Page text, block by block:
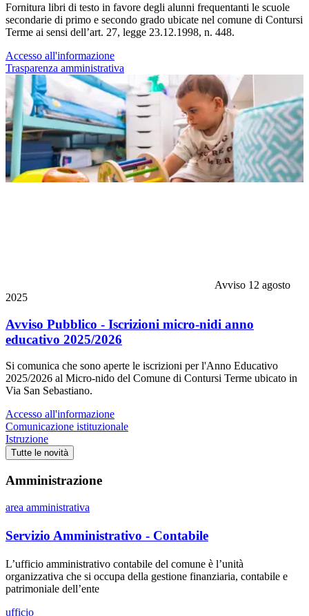
Fornitura libri di testo in favore degli alunni frequentanti le scuole
secondarie di primo e secondo grado ubicate nel comune di Contursi
Terme ai sensi dell’art. 27, legge 23.12.1998, n. 448.
Accesso all'informazione
Trasparenza amministrativa
Avviso 12 agosto
2025
Avviso Pubblico - Iscrizioni micro-nidi anno
educativo 2025/2026
Si comunica che sono aperte le iscrizioni per l'Anno Educativo
2025/2026 al Micro-nido del Comune di Contursi Terme ubicato in
Via San Sebastiano.
Accesso all'informazione
Comunicazione istituzionale
Istruzione
Tutte le novità
Amministrazione
area amministrativa
Servizio Amministrativo - Contabile
L’ufficio amministrativo contabile del comune è l’unità
organizzativa che si occupa della gestione finanziaria, contabile e
patrimoniale dell’ente
ufficio